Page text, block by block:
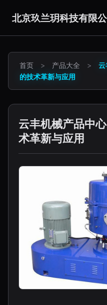
北京玖兰玥科技有限
首页 > 产品大全 >
云
的技术革新与应用
云丰机械产品中
术革新与应用